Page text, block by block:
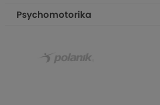
Psychomotorika